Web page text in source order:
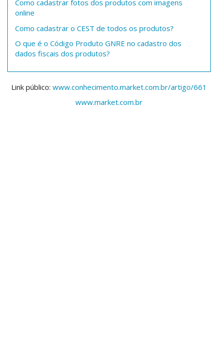
Como cadastrar fotos dos produtos com imagens
online
Como cadastrar o CEST de todos os produtos?
O que é o Código Produto GNRE no cadastro dos
dados fiscais dos produtos?
Link público: www.conhecimento.market.com.br/artigo/661
www.market.com.br